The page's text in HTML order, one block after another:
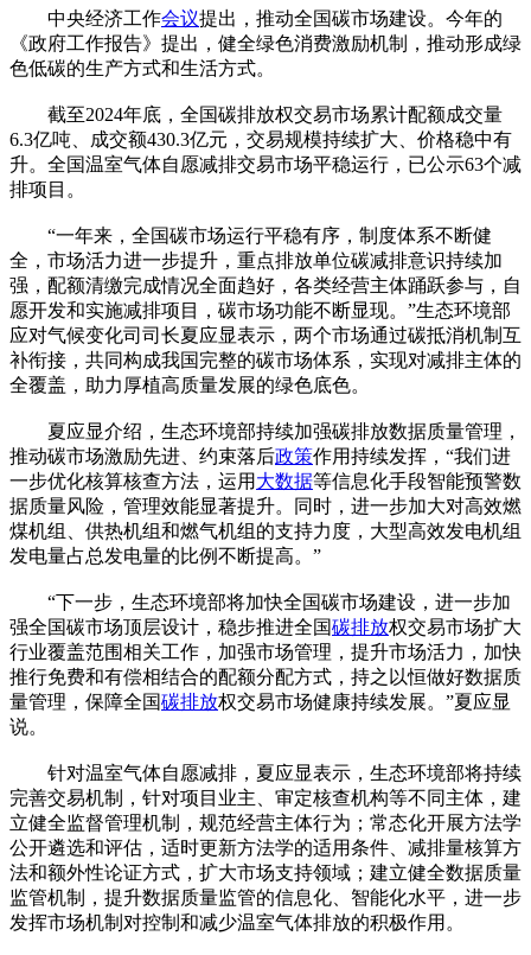
中央经济工作会议提出，推动全国碳市场建设。今年的
《政府工作报告》提出，健全绿色消费激励机制，推动形成绿
色低碳的生产方式和生活方式。
截至2024年底，全国碳排放权交易市场累计配额成交量
6.3亿吨、成交额430.3亿元，交易规模持续扩大、价格稳中有
升。全国温室气体自愿减排交易市场平稳运行，已公示63个减
排项目。
“一年来，全国碳市场运行平稳有序，制度体系不断健
全，市场活力进一步提升，重点排放单位碳减排意识持续加
强，配额清缴完成情况全面趋好，各类经营主体踊跃参与，自
愿开发和实施减排项目，碳市场功能不断显现。”生态环境部
应对气候变化司司长夏应显表示，两个市场通过碳抵消机制互
补衔接，共同构成我国完整的碳市场体系，实现对减排主体的
全覆盖，助力厚植高质量发展的绿色底色。
夏应显介绍，生态环境部持续加强碳排放数据质量管理，
推动碳市场激励先进、约束落后政策作用持续发挥，“我们进
一步优化核算核查方法，运用 大数据等信息化手段智能预警数
据质量风险，管理效能显著提升。同时，进一步加大对高效燃
煤机组、供热机组和燃气机组的支持力度，大型高效发电机组
发电量占总发电量的比例不断提高。”
“下一步，生态环境部将加快全国碳市场建设，进一步加
强全国碳市场顶层设计，稳步推进全国碳排放权交易市场扩大
行业覆盖范围相关工作，加强市场管理，提升市场活力，加快
推行免费和有偿相结合的配额分配方式，持之以恒做好数据质
量管理，保障全国碳排放权交易市场健康持续发展。”夏应显
说。
针对温室气体自愿减排，夏应显表示，生态环境部将持续
完善交易机制，针对项目业主、审定核查机构等不同主体，建
立健全监督管理机制，规范经营主体行为；常态化开展方法学
公开遴选和评估，适时更新方法学的适用条件、减排量核算方
法和额外性论证方式，扩大市场支持领域；建立健全数据质量
监管机制，提升数据质量监管的信息化、智能化水平，进一步
发挥市场机制对控制和减少温室气体排放的积极作用。